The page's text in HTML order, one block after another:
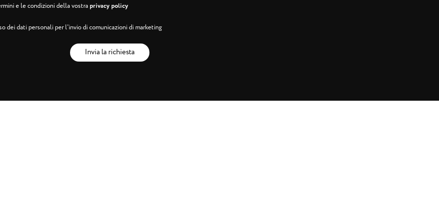
e le condizioni della vostraprivacy policy
dei dati personali per l'invio di comunicazioni di marketing
Invia la richiesta